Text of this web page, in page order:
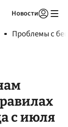
Новости
Проблемы с
с июля